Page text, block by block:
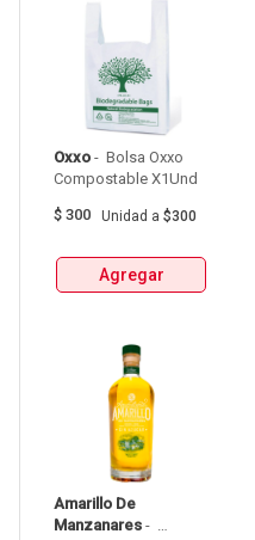
Oxxo - Bolsa Oxxo
$ 300 Unidad a $300
Agregar
Amarillo De
Manzanares -